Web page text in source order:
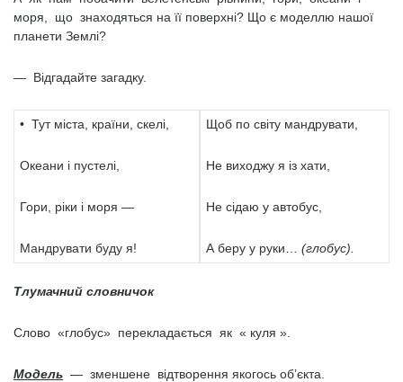
моря, що знаходяться на її поверхні? Що є моделлю нашої
планети Землі?
— Відгадайте загадку.
• Тут міста, країни, скелі,
Океани і пустелі,
Гори, ріки і моря —
Мандрувати буду я!
Щоб по світу мандрувати,
Не виходжу я із хати,
Не сідаю у автобус,
А беру у руки… (глобус).
Тлумачний словничок
Слово «глобус» перекладається як « куля ».
Модель — зменшене відтворення якогось об’єкта.